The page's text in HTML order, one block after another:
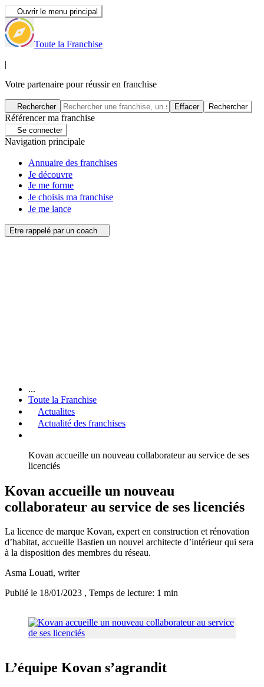
Ouvrir le menu principal
Toute la Franchise
|
Votre partenaire pour réussir en franchise
Rechercher Effacer Rechercher
Référencer ma franchise
Se connecter
Navigation principale
Annuaire des franchises
Je découvre
Je me forme
Je choisis ma franchise
Je me lance
Etre rappelé par un coach
...
Toute la Franchise
Actualites
Actualité des franchises
Kovan accueille un nouveau collaborateur au service de ses
licenciés
Kovan accueille un nouveau
collaborateur au service de ses licenciés
La licence de marque Kovan, expert en construction et rénovation
d’habitat, accueille Bastien un nouvel architecte d’intérieur qui sera
à la disposition des membres du réseau.
Asma Louati, writer
Publié le 18/01/2023 , Temps de lecture: 1 min
L’équipe Kovan s’agrandit